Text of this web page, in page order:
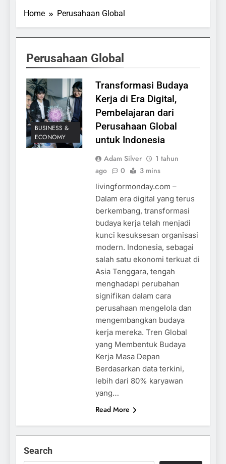
Home Perusahaan Global
Perusahaan Global
BUSINESS &
ECONOMY
Transformasi Budaya
Kerja di Era Digital,
Pembelajaran dari
Perusahaan Global
untuk Indonesia
Adam Silver
1 tahun
ago
0 3 mins
livingformonday.com –
Dalam era digital yang terus
berkembang, transformasi
budaya kerja telah menjadi
kunci kesuksesan organisasi
modern. Indonesia, sebagai
salah satu ekonomi terkuat di
Asia Tenggara, tengah
menghadapi perubahan
signifikan dalam cara
perusahaan mengelola dan
mengembangkan budaya
kerja mereka. Tren Global
yang Membentuk Budaya
Kerja Masa Depan
Berdasarkan data terkini,
lebih dari 80% karyawan
yang…
Read More
Search